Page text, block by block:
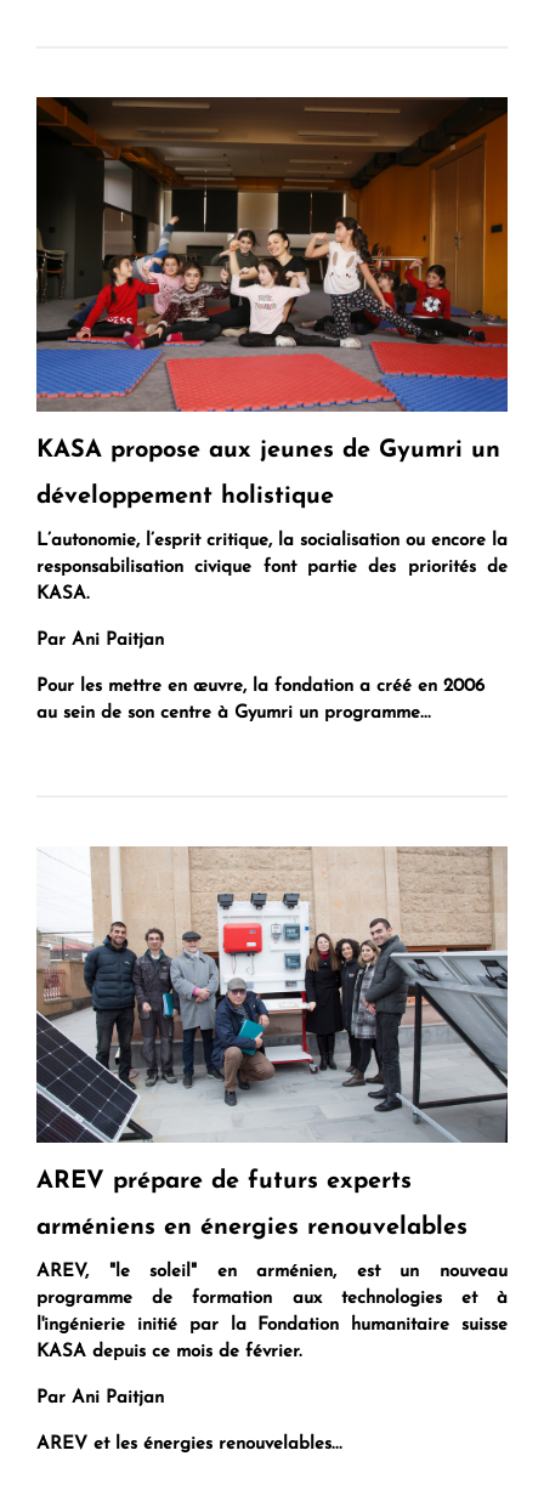
KASA propose aux jeunes de Gyumri un
développement holistique
L’autonomie, l’esprit critique, la socialisation ou encore la
responsabilisation civique font partie des priorités de
KASA.
Par Ani Paitjan
Pour les mettre en œuvre, la fondation a créé en 2006
au sein de son centre à Gyumri un programme...
AREV prépare de futurs experts
arméniens en énergies renouvelables
AREV, "le soleil" en arménien, est un nouveau
programme de formation aux technologies et à
l'ingénierie initié par la Fondation humanitaire suisse
KASA depuis ce mois de février.
Par Ani Paitjan
AREV et les énergies renouvelables...